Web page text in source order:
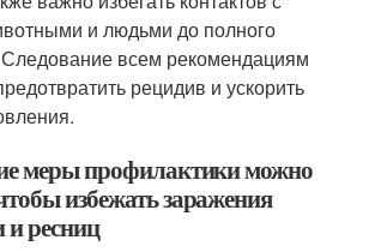
и людьми до полного
всем рекомендациям
рецидив и ускорить
меры профилактики можно
избежать заражения
ресниц